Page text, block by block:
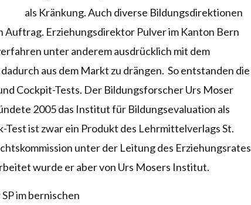
als Kränkung. Auch diverse Bildungsdirektionen
Auftrag. Erziehungsdirektor Pulver im Kanton Bern
unter anderem ausdrücklich mit dem
aus dem Markt zu drängen. So entstanden die
Cockpit-Tests. Der Bildungsforscher Urs Moser
2005 das Institut für Bildungsevaluation als
ist zwar ein Produkt des Lehrmittelverlags St.
unter der Leitung des Erziehungsrates
wurde er aber von Urs Mosers Institut.
im bernischen